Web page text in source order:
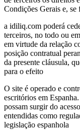
Condições Gerais e, se
a idiliq.com poderá
terceiros, no todo ou
em virtude da relação
posição contratual
da presente cláusula,
para o efeito
O site é operado e
escritórios em
possam surgir do
entendidas como
legislação espanhola